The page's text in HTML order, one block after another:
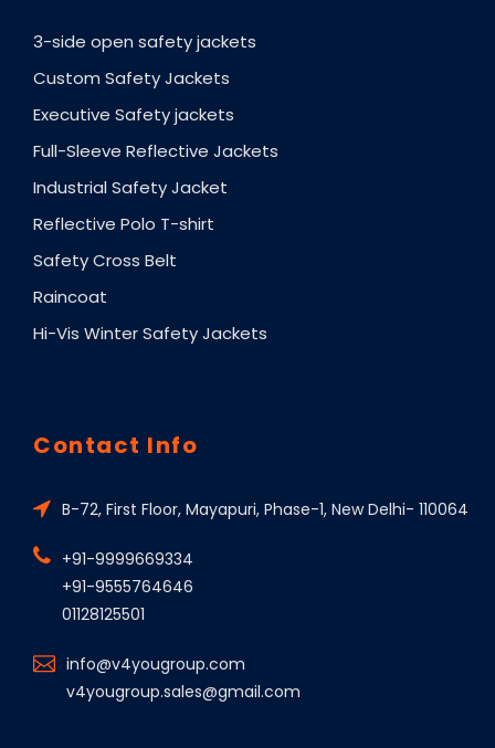
3-side open safety jackets
Custom Safety Jackets
Executive Safety jackets
Full-Sleeve Reflective Jackets
Industrial Safety Jacket
Reflective Polo T-shirt
Safety Cross Belt
Raincoat
Hi-Vis Winter Safety Jackets
Contact Info
B-72, First Floor, Mayapuri, Phase-1, New Delhi- 110064
+91-9999669334
+91-9555764646
01128125501
info@v4yougroup.com
v4yougroup.sales@gmail.com